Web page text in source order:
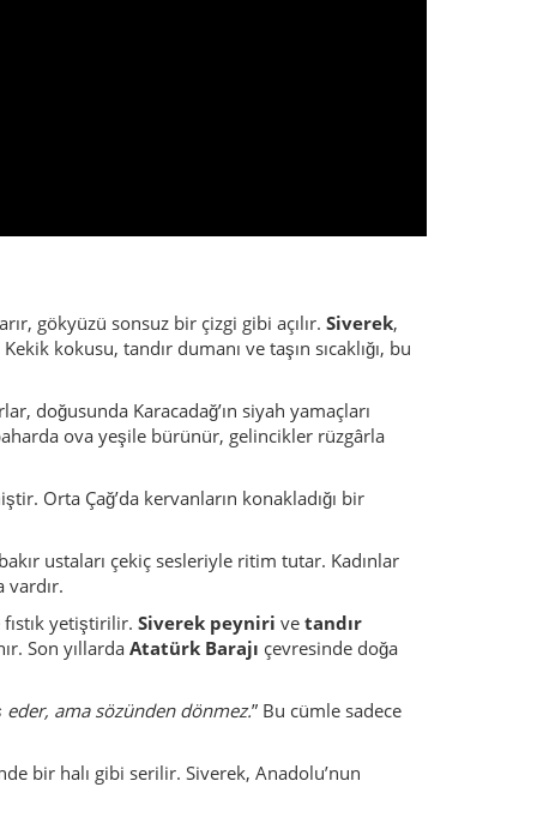
vardır.
yetiştirilir.
eder, ama sözünden dönmez.
” Bu cümle sadece
bir halı gibi serilir. Siverek, Anadolu’nun